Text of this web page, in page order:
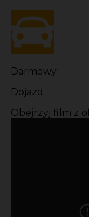
Darmowy
Dojazd
Obejrzyj film z